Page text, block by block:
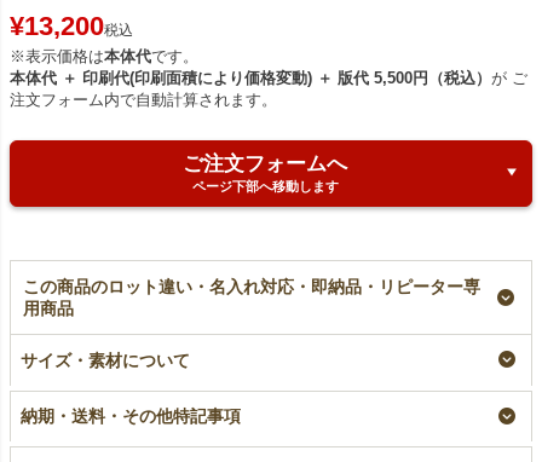
¥13,200税込
※表示価格は本体代です。
本体代 ＋ 印刷代(印刷面積により価格変動) ＋ 版代 5,500円（税込） が ご
注文フォーム内で自動計算されます。
ご注文フォームへ
ページ下部へ移動します
この商品のロット違い・名入れ対応・即納品・リピーター専
用商品
マチ 大サイズ｜100
即納品｜ラミ
｜100枚入
リピーター専用名入れ
¥13,200税込
サイズ・素材について
納期・送料・その他特記事項